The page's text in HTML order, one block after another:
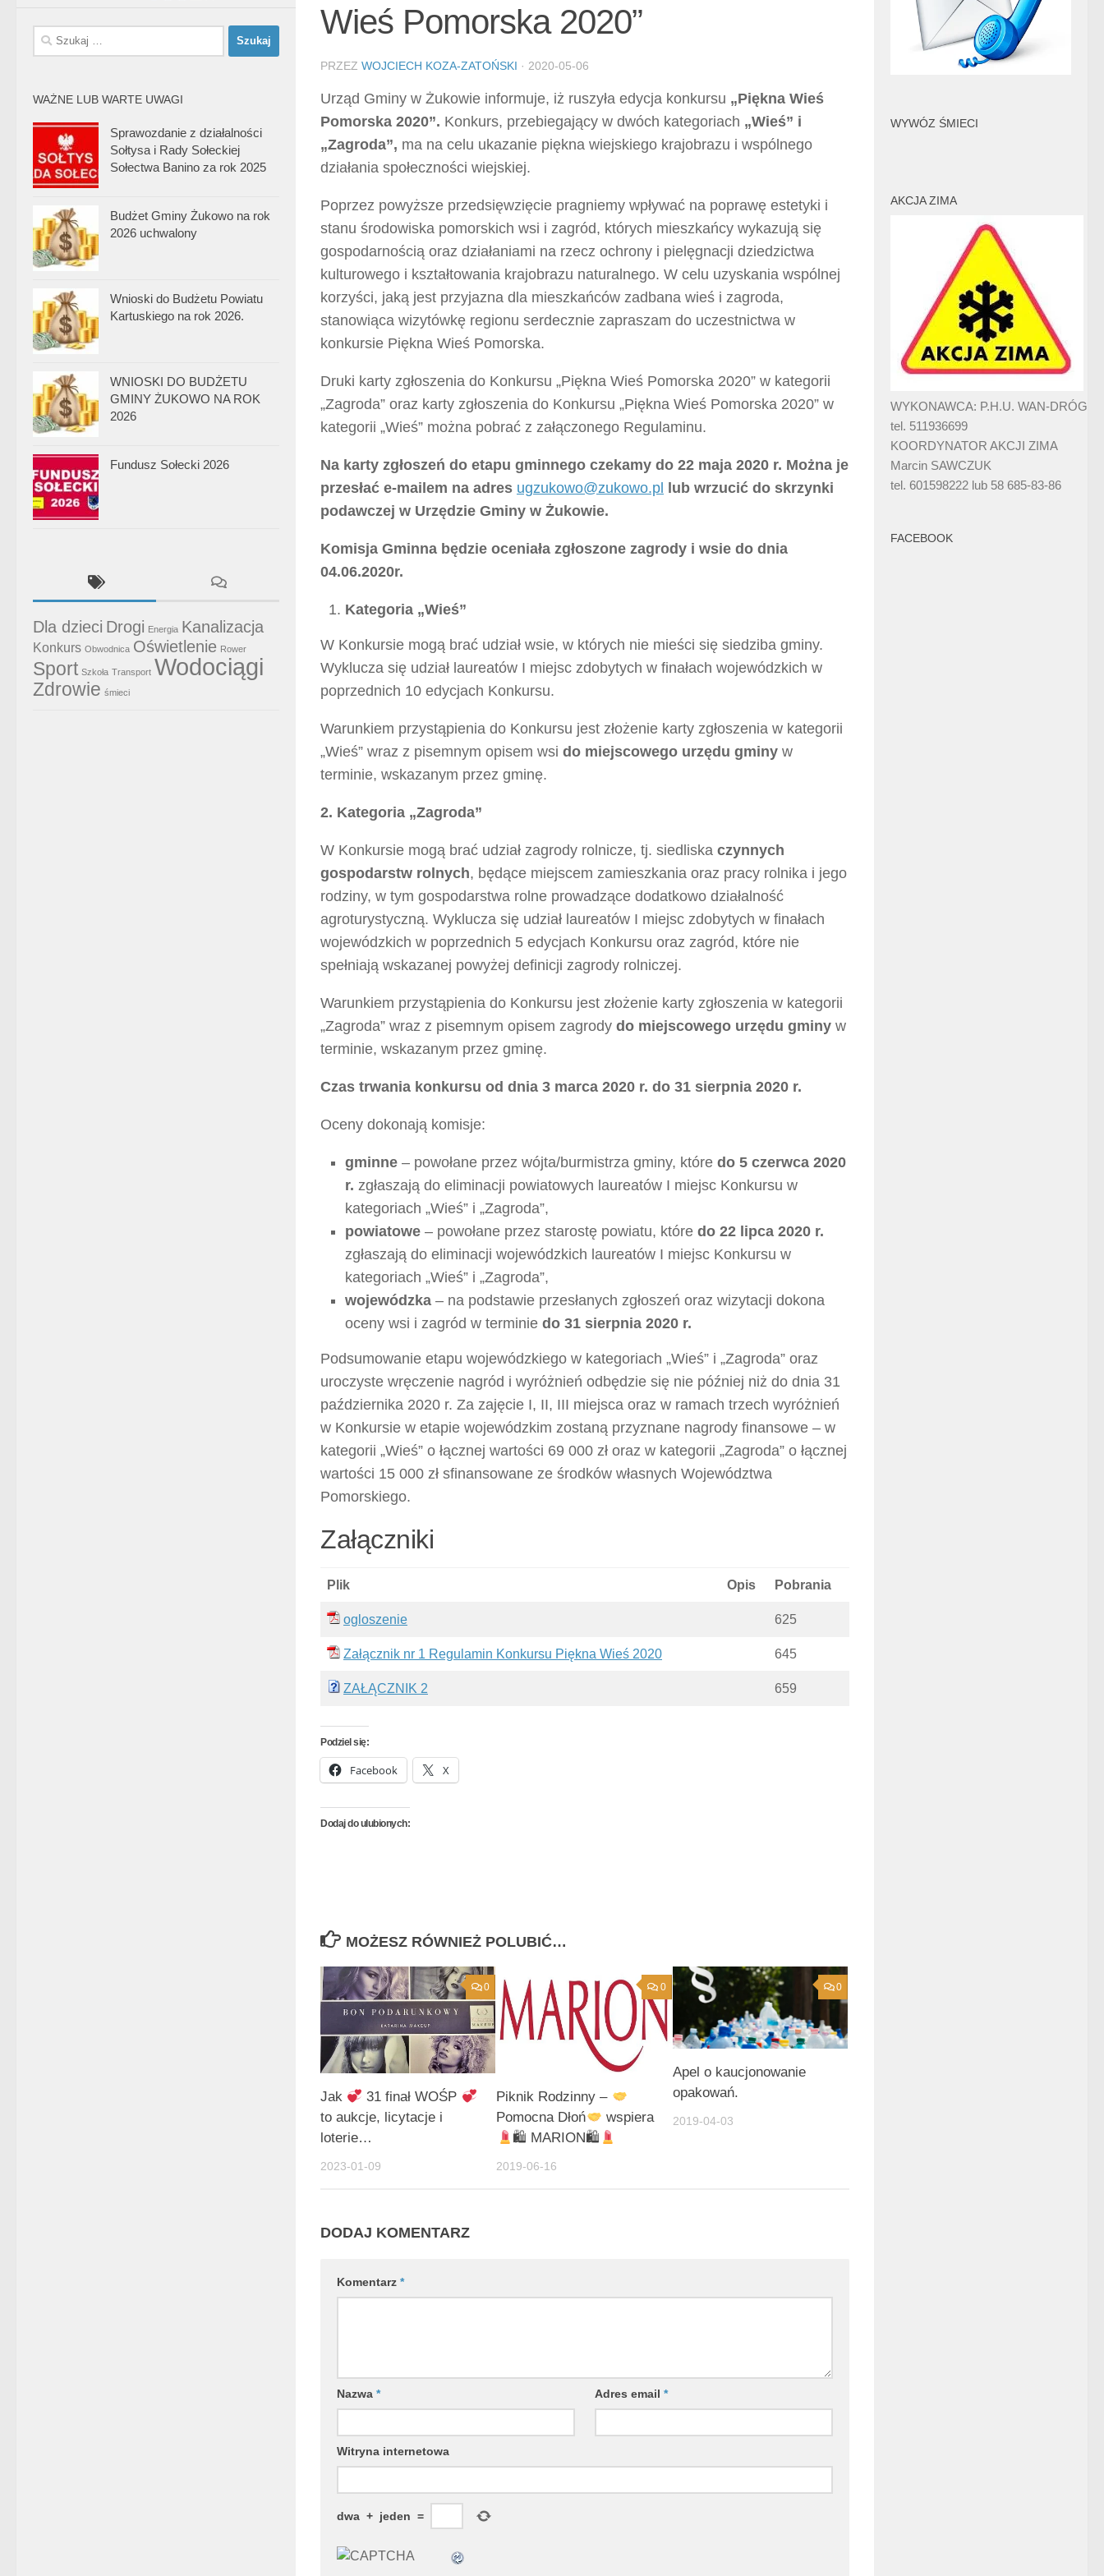
Wieś Pomorska 2020”
PRZEZ WOJCIECH KOZA-ZATOŃSKI · 2020-05-06
Urząd Gminy w Żukowie informuje, iż ruszyła edycja konkursu „Piękna Wieś
Pomorska 2020”. Konkurs, przebiegający w dwóch kategoriach „Wieś” i
„Zagroda”, ma na celu ukazanie piękna wiejskiego krajobrazu i wspólnego
działania społeczności wiejskiej.
Poprzez powyższe przedsięwzięcie pragniemy wpływać na poprawę estetyki i
stanu środowiska pomorskich wsi i zagród, których mieszkańcy wykazują się
gospodarnością oraz działaniami na rzecz ochrony i pielęgnacji dziedzictwa
kulturowego i kształtowania krajobrazu naturalnego. W celu uzyskania wspólnej
korzyści, jaką jest przyjazna dla mieszkańców zadbana wieś i zagroda,
stanowiąca wizytówkę regionu serdecznie zapraszam do uczestnictwa w
konkursie Piękna Wieś Pomorska.
Druki karty zgłoszenia do Konkursu „Piękna Wieś Pomorska 2020” w kategorii
„Zagroda” oraz karty zgłoszenia do Konkursu „Piękna Wieś Pomorska 2020” w
kategorii „Wieś” można pobrać z załączonego Regulaminu.
Na karty zgłoszeń do etapu gminnego czekamy do 22 maja 2020 r. Można je
przesłać e-mailem na adres ugzukowo@zukowo.pl lub wrzucić do skrzynki
podawczej w Urzędzie Gminy w Żukowie.
Komisja Gminna będzie oceniała zgłoszone zagrody i wsie do dnia
04.06.2020r.
Kategoria „Wieś”
W Konkursie mogą brać udział wsie, w których nie mieści się siedziba gminy.
Wyklucza się udział laureatów I miejsc zdobytych w finałach wojewódzkich w
poprzednich 10 edycjach Konkursu.
Warunkiem przystąpienia do Konkursu jest złożenie karty zgłoszenia w kategorii
„Wieś” wraz z pisemnym opisem wsi do miejscowego urzędu gminy w
terminie, wskazanym przez gminę.
2. Kategoria „Zagroda”
W Konkursie mogą brać udział zagrody rolnicze, tj. siedliska czynnych
gospodarstw rolnych, będące miejscem zamieszkania oraz pracy rolnika i jego
rodziny, w tym gospodarstwa rolne prowadzące dodatkowo działalność
agroturystyczną. Wyklucza się udział laureatów I miejsc zdobytych w finałach
wojewódzkich w poprzednich 5 edycjach Konkursu oraz zagród, które nie
spełniają wskazanej powyżej definicji zagrody rolniczej.
Warunkiem przystąpienia do Konkursu jest złożenie karty zgłoszenia w kategorii
„Zagroda” wraz z pisemnym opisem zagrody do miejscowego urzędu gminy w
terminie, wskazanym przez gminę.
Czas trwania konkursu od dnia 3 marca 2020 r. do 31 sierpnia 2020 r.
Oceny dokonają komisje:
gminne – powołane przez wójta/burmistrza gminy, które do 5 czerwca 2020
r. zgłaszają do eliminacji powiatowych laureatów I miejsc Konkursu w
kategoriach „Wieś” i „Zagroda”,
powiatowe – powołane przez starostę powiatu, które do 22 lipca 2020 r.
zgłaszają do eliminacji wojewódzkich laureatów I miejsc Konkursu w
kategoriach „Wieś” i „Zagroda”,
wojewódzka – na podstawie przesłanych zgłoszeń oraz wizytacji dokona
oceny wsi i zagród w terminie do 31 sierpnia 2020 r.
Podsumowanie etapu wojewódzkiego w kategoriach „Wieś” i „Zagroda” oraz
uroczyste wręczenie nagród i wyróżnień odbędzie się nie później niż do dnia 31
października 2020 r. Za zajęcie I, II, III miejsca oraz w ramach trzech wyróżnień
w Konkursie w etapie wojewódzkim zostaną przyznane nagrody finansowe – w
kategorii „Wieś” o łącznej wartości 69 000 zł oraz w kategorii „Zagroda” o łącznej
wartości 15 000 zł sfinansowane ze środków własnych Województwa
Pomorskiego.
Załączniki
Plik Opis Pobrania
ogloszenie 625
Załącznik nr 1 Regulamin Konkursu Piękna Wieś 2020 645
ZAŁĄCZNIK 2 659
Podziel się:
Facebook X
Dodaj do ulubionych:
MOŻESZ RÓWNIEŻ POLUBIĆ…
0
Jak
31 finał WOŚP
to aukcje, licytacje i
loterie…
2023-01-09
0
Piknik Rodzinny –
Pomocna Dłoń
wspiera
🛍 MARION🛍
2019-06-16
0
Apel o kaucjonowanie
opakowań.
2019-04-03
DODAJ KOMENTARZ
Komentarz *
Nazwa * Adres email*
Witryna internetowa
dwa + jeden =
Szukaj:
WAŻNE LUB WARTE UWAGI
Sprawozdanie z działalności
Sołtysa i Rady Sołeckiej
Sołectwa Banino za rok 2025
Budżet Gminy Żukowo na rok
2026 uchwalony
Wnioski do Budżetu Powiatu
Kartuskiego na rok 2026.
WNIOSKI DO BUDŻETU
GMINY ŻUKOWO NA ROK
2026
Fundusz Sołecki 2026
Dla dzieci Drogi Energia Kanalizacja
Konkurs Obwodnica Oświetlenie Rower
Sport Szkoła Transport Wodociągi
Zdrowie śmieci
WYWÓZ ŚMIECI
AKCJA ZIMA
WYKONAWCA: P.H.U. WAN-DRÓG
tel. 511936699
KOORDYNATOR AKCJI ZIMA
Marcin SAWCZUK
tel. 601598222 lub 58 685-83-86
FACEBOOK